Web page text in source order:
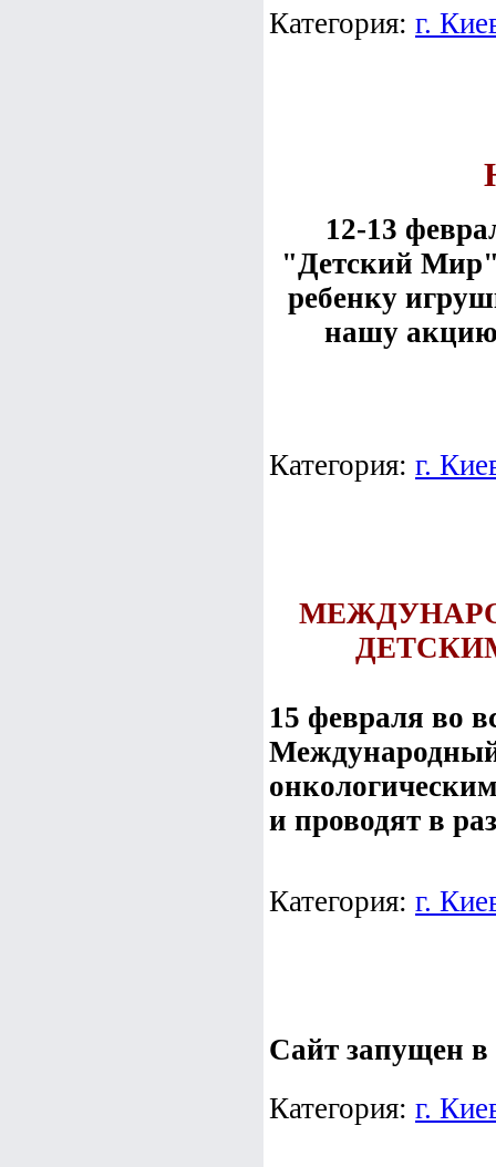
Категория: г.
12-13
"Детский
ребенку
нашу
Категория: г.
15 февраля во
и проводят в
Категория: г.
Сайт запущен в
Категория: г.